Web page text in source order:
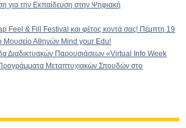
για την Εκπαίδευση στην Ψηφιακή
Feel & Fill Festival και φέτος κοντά σας! Πέμπτη 19
Μουσείο Αθηνών Mind your Edu!
Διαδικτυακών Παρουσιάσεων «Virtual Info Week
Μεταπτυχιακών Σπουδών στο